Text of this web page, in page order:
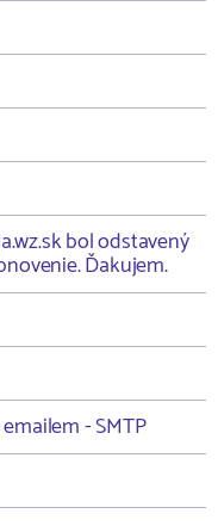
bol odstavený
Ďakujem.
- SMTP